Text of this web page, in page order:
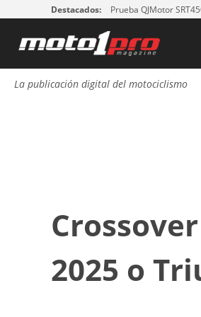
Destacados: Prueba QJMotor
La publicación digital del motociclismo
2025 o